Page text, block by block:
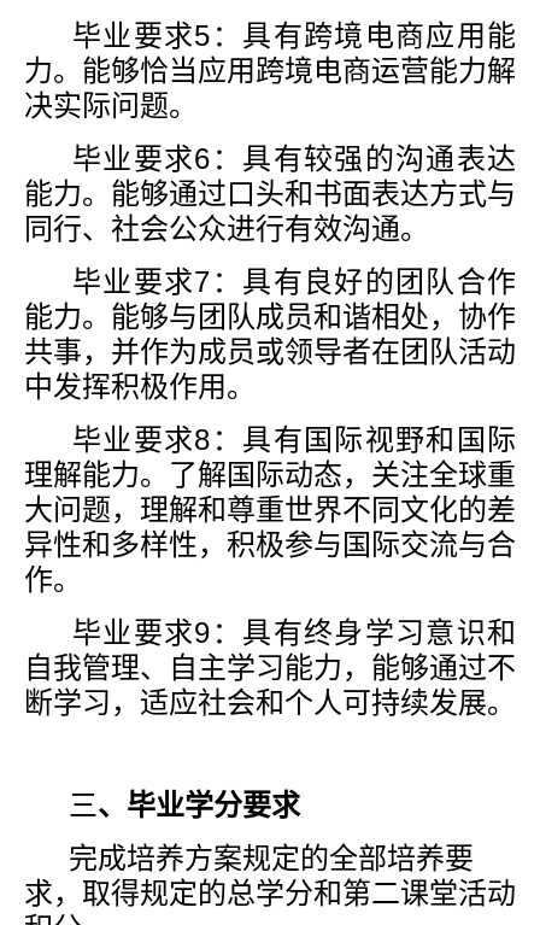
毕业要求5 ：具有跨境电商应用能
力。能够恰当应用跨境电商运营能力解
决实际问题。
毕业要求6 ：具有较强的沟通表达
能力。能够通过口头和书面表达方式与
同行、社会公众进行有效沟通。
毕业要求7 ：具有良好的团队合作
能力。能够与团队成员和谐相处，协作
共事，并作为成员或领导者在团队活动
中发挥积极作用。
毕业要求8 ：具有国际视野和国际
理解能力。了解国际动态，关注全球重
大问题，理解和尊重世界不同文化的差
异性和多样性，积极参与国际交流与合
作。
毕业要求9 ：具有终身学习意识和
自我管理、自主学习能力，能够通过不
断学习，适应社会和个人可持续发展。
三、毕业学分要求
完成培养方案规定的全部培养要
求，取得规定的总学分和第二课堂活动